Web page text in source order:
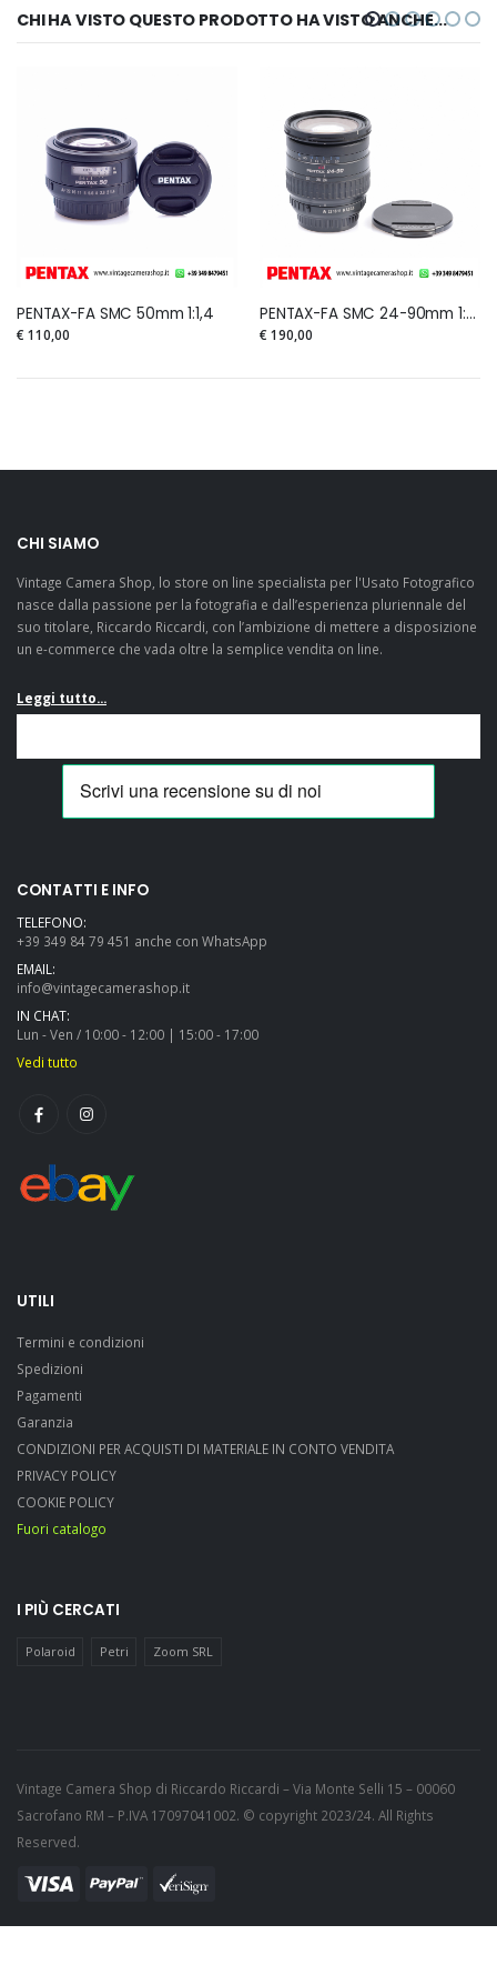
CHI HA VISTO QUESTO PRODOTTO HA VISTO ANCHE...
PENTAX-FA SMC 50mm 1:1,4
€ 110,00
PENTAX-FA SMC 24-90mm 1:3,5-4,5 IF & AL
€ 190,00
CHI SIAMO
Vintage Camera Shop, lo store on line specialista per l'Usato Fotografico
nasce dalla passione per la fotografia e dall’esperienza pluriennale del
suo titolare, Riccardo Riccardi, con l’ambizione di mettere a disposizione
un e-commerce che vada oltre la semplice vendita on line.
Leggi tutto...
CONTATTI E INFO
TELEFONO:
+39 349 84 79 451 anche con WhatsApp
EMAIL:
info@vintagecamerashop.it
IN CHAT:
Lun - Ven / 10:00 - 12:00 | 15:00 - 17:00
Vedi tutto
UTILI
Termini e condizioni
Spedizioni
Pagamenti
Garanzia
CONDIZIONI PER ACQUISTI DI MATERIALE IN CONTO VENDITA
PRIVACY POLICY
COOKIE POLICY
Fuori catalogo
I PIÙ CERCATI
Polaroid Petri Zoom SRL
Vintage Camera Shop di Riccardo Riccardi – Via Monte Selli 15 – 00060
Sacrofano RM – P.IVA 17097041002. © copyright 2023/24. All Rights
Reserved.